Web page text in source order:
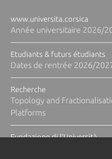
www.universita.corsica
Année universitaire 2026/
Etudiants & futurs étudiants
Dates de rentrée 2026/
Recherche
Topology and
Platforms
Fundazione di l'Università